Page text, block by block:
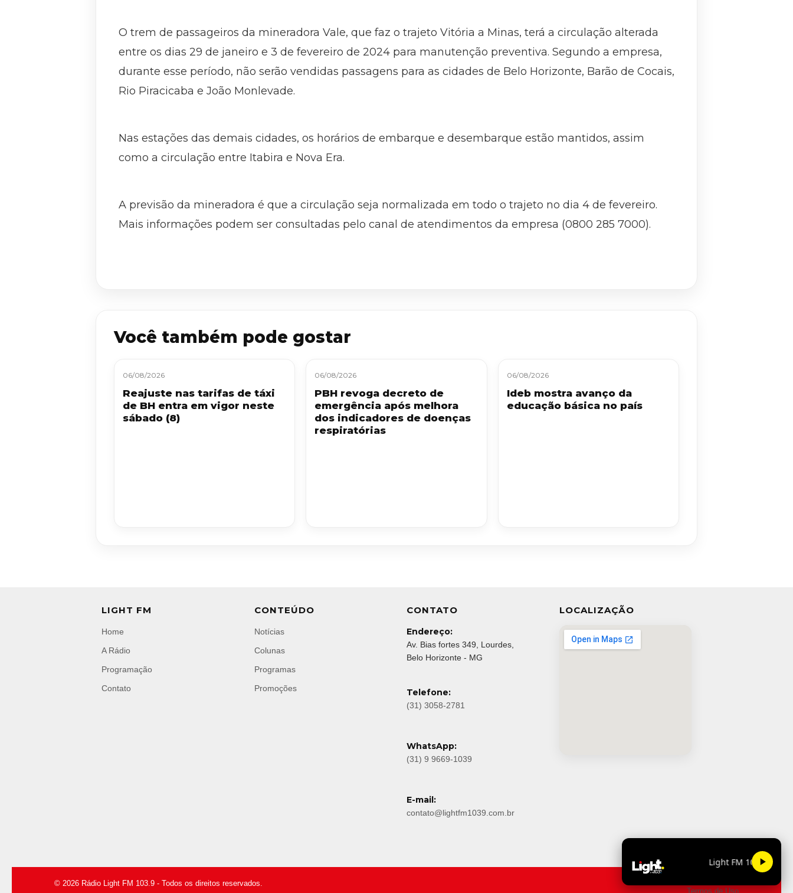
O trem de passageiros da mineradora Vale, que faz o trajeto Vitória a Minas, terá a circulação alterada
entre os dias 29 de janeiro e 3 de fevereiro de 2024 para manutenção preventiva. Segundo a empresa,
durante esse período, não serão vendidas passagens para as cidades de Belo Horizonte, Barão de Cocais,
Rio Piracicaba e João Monlevade.
Nas estações das demais cidades, os horários de embarque e desembarque estão mantidos, assim
como a circulação entre Itabira e Nova Era.
A previsão da mineradora é que a circulação seja normalizada em todo o trajeto no dia 4 de fevereiro.
Mais informações podem ser consultadas pelo canal de atendimentos da empresa (0800 285 7000).
Você também pode gostar
06/08/2026
Reajuste nas tarifas de táxi
de BH entra em vigor neste
sábado (8)
06/08/2026
PBH revoga decreto de
emergência após melhora
dos indicadores de doenças
respiratórias
06/08/2026
Ideb mostra avanço da
educação básica no país
LIGHT FM
Home
A Rádio
Programação
Contato
CONTEÚDO
Notícias
Colunas
Programas
Promoções
CONTATO
Endereço:
Av. Bias fortes 349, Lourdes,
Belo Horizonte - MG
Telefone:
(31) 3058-2781
WhatsApp:
(31) 9 9669-1039
E-mail:
contato@lightfm1039.com.br
LOCALIZAÇÃO
© 2026 Rádio Light FM 103.9 - Todos os direitos reservados.
Termos de Uso
Light FM 103.9